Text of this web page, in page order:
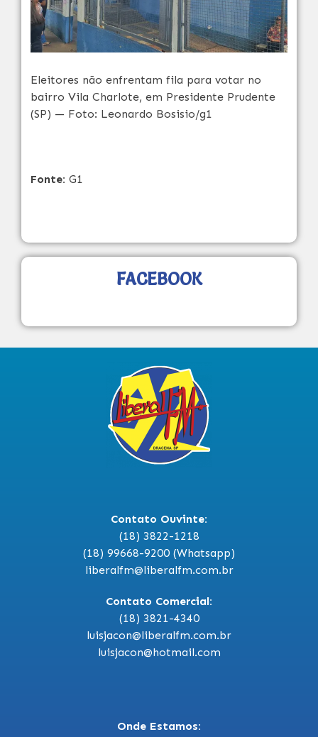
Eleitores não enfrentam fila para votar no
bairro Vila Charlote, em Presidente Prudente
(SP) — Foto: Leonardo Bosisio/g1
Fonte: G1
FACEBOOK
Contato Ouvinte:
(18) 3822-1218
(18) 99668-9200 (Whatsapp)
liberalfm@liberalfm.com.br
Contato Comercial:
(18) 3821-4340
luisjacon@liberalfm.com.br
luisjacon@hotmail.com
Onde Estamos: